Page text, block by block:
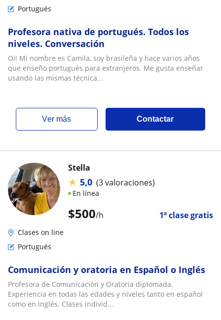
Portugués
Profesora nativa de portugués. Todos los
niveles. Conversación
Oi! Mi nombre es Camila, soy brasileña y hace varios años
que enseño portugués para extranjeros. Me gusta enseñar
usando las mismas técnica...
ver más Contactar
$500/h 1ª clase gratis
Stella
★ 5,0 (3 valoraciones)
En línea
Clases on line
Portugués
Comunicación y oratoria en Español o Inglés
Profesora de Comunicación y Oratoria diplomada.
Experiencia en todas las edades y niveles tanto en español
como en inglés. Clases individ...